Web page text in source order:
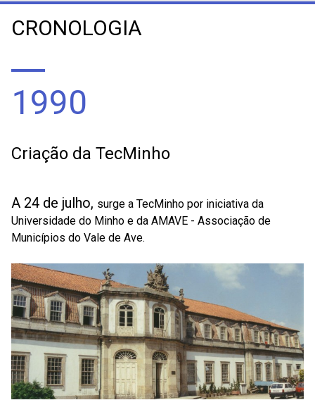
CRONOLOGIA
1990
Criação da TecMinho
A 24 de julho, surge a TecMinho por iniciativa da
Universidade do Minho e da AMAVE - Associação de
Municípios do Vale de Ave.